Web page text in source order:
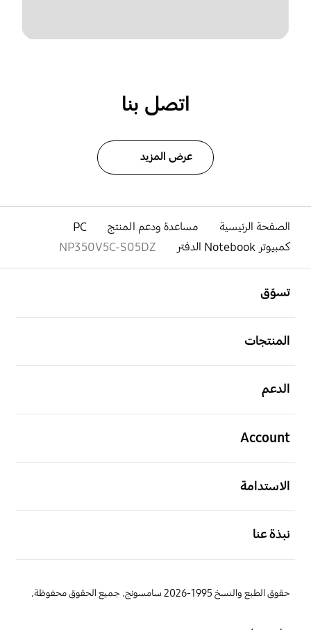
اتصل بنا
عرض المزيد
الصفحة الرئيسية مساعدة ودعم المنتج
PC
كمبيوتر Notebook الدفتر
NP350V5C-S05DZ
تسوّق
المنتجات
الدعم
Account
الاستدامة
نبذة عنا
حقوق الطبع والنسخ 1995-2026 سامسونج. جميع الحقوق محفوظة.